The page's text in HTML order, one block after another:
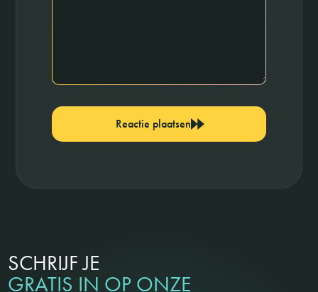
Reactie plaatsen
SCHRIJF JE
GRATIS IN OP ONZE